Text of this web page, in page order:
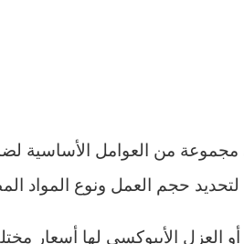
من العوامل الأساسية
حجم العمل ونوع المواد
العزل الأيبوكسي لها أسعار